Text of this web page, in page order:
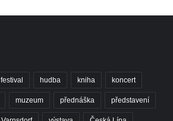
festival hudba kniha koncert
muzeum přednáška představení